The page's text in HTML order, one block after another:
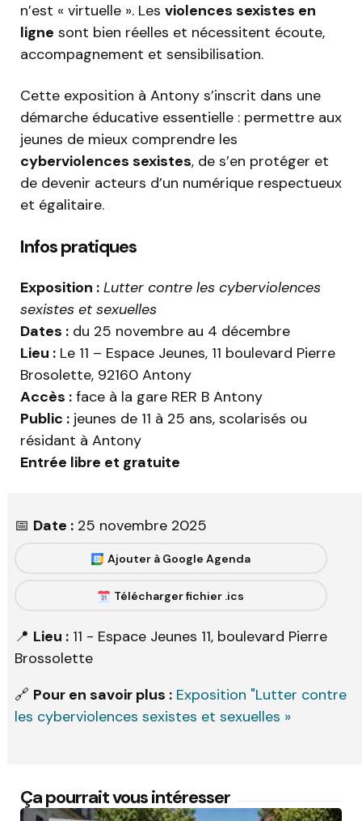
n’est « virtuelle ». Les violences sexistes en
ligne sont bien réelles et nécessitent écoute,
accompagnement et sensibilisation.
Cette exposition à Antony s’inscrit dans une
démarche éducative essentielle : permettre aux
jeunes de mieux comprendre les
cyberviolences sexistes, de s’en protéger et
de devenir acteurs d’un numérique respectueux
et égalitaire.
Infos pratiques
Exposition : Lutter contre les cyberviolences
sexistes et sexuelles
Dates : du 25 novembre au 4 décembre
Lieu : Le 11 – Espace Jeunes, 11 boulevard Pierre
Brosolette, 92160 Antony
Accès : face à la gare RER B Antony
Public : jeunes de 11 à 25 ans, scolarisés ou
résidant à Antony
Entrée libre et gratuite
📅 Date : 25 novembre 2025
Ajouter à Google Agenda
Télécharger fichier .ics
📍 Lieu : 11 - Espace Jeunes 11, boulevard Pierre
Brossolette
🔗 Pour en savoir plus : Exposition "Lutter contre
les cyberviolences sexistes et sexuelles »
Ça pourrait vous intéresser